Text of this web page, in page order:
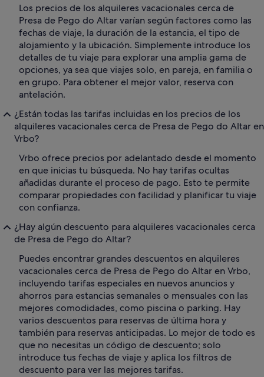
Los precios de los alquileres vacacionales cerca de
Presa de Pego do Altar varían según factores como las
fechas de viaje, la duración de la estancia, el tipo de
alojamiento y la ubicación. Simplemente introduce los
detalles de tu viaje para explorar una amplia gama de
opciones, ya sea que viajes solo, en pareja, en familia o
en grupo. Para obtener el mejor valor, reserva con
antelación.
¿Están todas las tarifas incluidas en los precios de los
alquileres vacacionales cerca de Presa de Pego do Altar en
Vrbo?
Vrbo ofrece precios por adelantado desde el momento
en que inicias tu búsqueda. No hay tarifas ocultas
añadidas durante el proceso de pago. Esto te permite
comparar propiedades con facilidad y planificar tu viaje
con confianza.
¿Hay algún descuento para alquileres vacacionales cerca
de Presa de Pego do Altar?
Puedes encontrar grandes descuentos en alquileres
vacacionales cerca de Presa de Pego do Altar en Vrbo,
incluyendo tarifas especiales en nuevos anuncios y
ahorros para estancias semanales o mensuales con las
mejores comodidades, como piscina o parking. Hay
varios descuentos para reservas de última hora y
también para reservas anticipadas. Lo mejor de todo es
que no necesitas un código de descuento; solo
introduce tus fechas de viaje y aplica los filtros de
descuento para ver las mejores tarifas.